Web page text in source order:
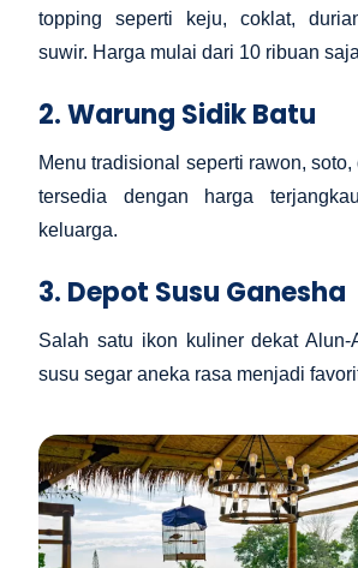
topping seperti keju, coklat,
suwir. Harga mulai dari 10 ribuan
2. Warung Sidik Batu
Menu tradisional seperti rawon,
tersedia dengan harga
keluarga.
3. Depot Susu Ganesha
Salah satu ikon kuliner dekat Alun-
susu segar aneka rasa menjadi